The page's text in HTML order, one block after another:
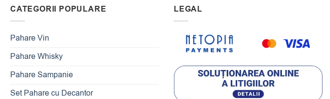
CATEGORII POPULARE
Pahare Vin
Pahare Whisky
Pahare Sampanie
Set Pahare cu Decantor
LEGAL